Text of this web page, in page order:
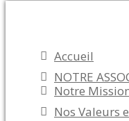
Accueil
NOTRE
Notre
Nos Valeurs